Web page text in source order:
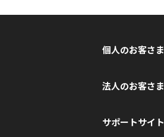
個人のお客さま
法人のお客さま
サポートサイト